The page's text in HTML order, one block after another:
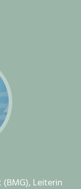
Leiterin